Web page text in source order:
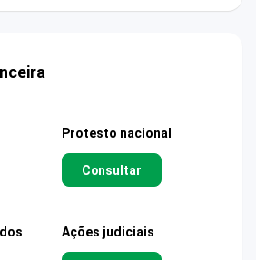
Protesto nacional
Consultar
Ações judiciais